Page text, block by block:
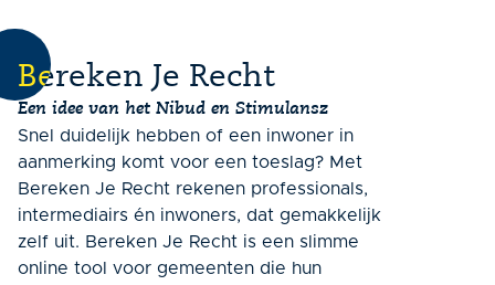
Bereken Je Recht
Een idee van het Nibud en Stimulansz
Snel duidelijk hebben of een inwoner in
aanmerking komt voor een toeslag? Met
Bereken Je Recht rekenen professionals,
intermediairs én inwoners, dat gemakkelijk
zelf uit. Bereken Je Recht is een slimme
online tool voor gemeenten die hun